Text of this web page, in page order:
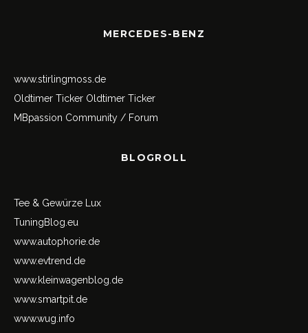
MERCEDES-BENZ
www.stirlingmoss.de
Oldtimer Ticker Oldtimer Ticker
MBpassion Community / Forum
BLOGROLL
Tee & Gewürze Lux
TuningBlog.eu
www.autophorie.de
www.evtrend.de
www.kleinwagenblog.de
www.smartpit.de
www.wug.info